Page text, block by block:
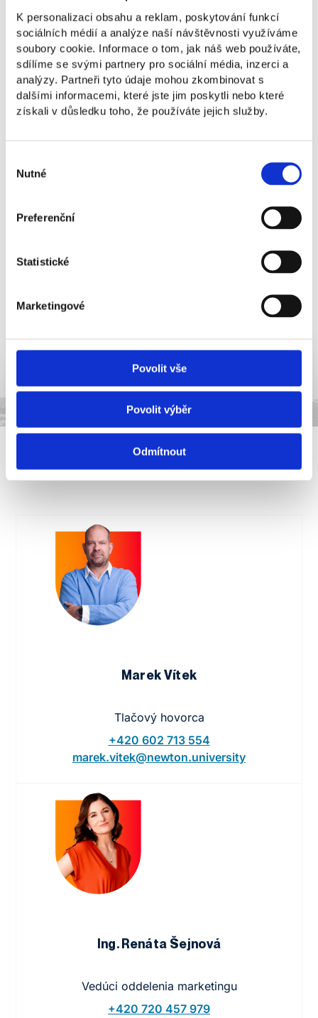
K personalizaci obsahu a reklam, poskytování funkcí
sociálních médií a analýze naší návštěvnosti využíváme
soubory cookie. Informace o tom, jak náš web používáte,
sdílíme se svými partnery pro sociální média, inzerci a
analýzy. Partneři tyto údaje mohou zkombinovat s
dalšími informacemi, které jste jim poskytli nebo které
získali v důsledku toho, že používáte jejich služby.
souhlasu
Nutné
Preferenční
Statistické
Marketingové
Povolit vše
Povolit výběr
Odmítnout
Mezi dalšími kroky spolupráce je plánováno
například intenzivnější zapojení studentů doprojektu
„Stínování manažerů“, který umožní budoucím
lídrům nahlédnout pod pokličku rozhodování
v nejúspěšnějších českých firmách.
Pro zástupce univerzitní sféry přinesl kulatý stůl
jasné zadání. „Potvrdili jsme si, že hodnoty, které
zapojíme,“ uzavřela diskusní odpoledne jedna
z účastnic.
Kontakt pro média:
Marek Vítek
Tlačový hovorca
+420 602 713 554
marek.vitek@newton.university
Ing. Renáta Šejnová
Vedúci oddelenia marketingu
+420 720 457 979